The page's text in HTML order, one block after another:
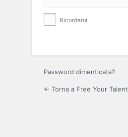
Ricordami
Password dimenticata?
← Torna a Free Your Talent